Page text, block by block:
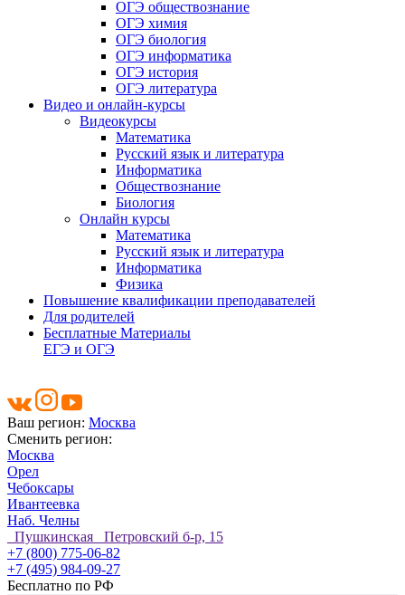
ОГЭ обществознание
ОГЭ химия
ОГЭ биология
ОГЭ информатика
ОГЭ история
ОГЭ литература
Видео и онлайн-курсы
Видеокурсы
Математика
Русский язык и литература
Информатика
Обществознание
Биология
Онлайн курсы
Математика
Русский язык и литература
Информатика
Физика
Повышение квалификации преподавателей
Для родителей
Бесплатные Материалы
ЕГЭ и ОГЭ
Ваш регион: Москва
Сменить регион:
Москва
Орел
Чебоксары
Ивантеевка
Наб. Челны
Пушкинская Петровский б-р, 15
+7 (800) 775-06-82
+7 (495) 984-09-27
Бесплатно по РФ